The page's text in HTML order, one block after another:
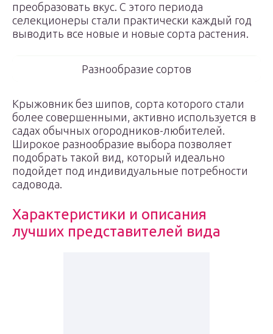
преобразовать вкус. С этого периода
селекционеры стали практически каждый год
выводить все новые и новые сорта растения.
Разнообразие сортов
Крыжовник без шипов, сорта которого стали
более совершенными, активно используется в
садах обычных огородников-любителей.
Широкое разнообразие выбора позволяет
подобрать такой вид, который идеально
подойдет под индивидуальные потребности
садовода.
Характеристики и описания
лучших представителей вида